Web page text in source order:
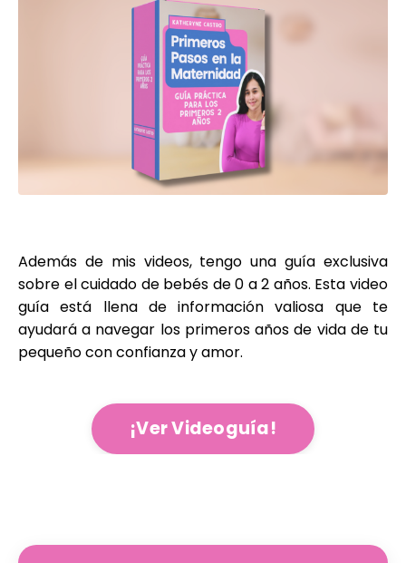
Además de mis videos, tengo una guía exclusiva
sobre el cuidado de bebés de 0 a 2 años. Esta video
guía está llena de información valiosa que te
ayudará a navegar los primeros años de vida de tu
pequeño con confianza y amor.
¡Ver Videoguía!